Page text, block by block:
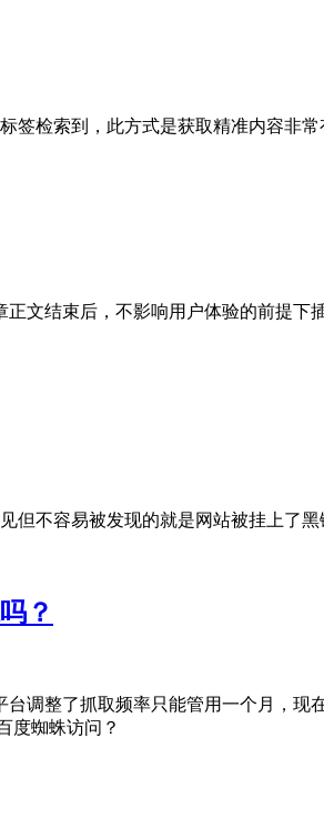
检索到，此方式是获取精准内容非常
文结束后，不影响用户体验的前提
不容易被发现的就是网站被挂上了
？
调整了抓取频率只能管用一个月，
度蜘蛛访问？